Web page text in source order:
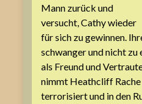
Mann zurück und
versucht, Cathy wieder
für sich zu gewinnen.
schwanger und nicht
als Freund und
nimmt Heathcliff Rache
terrorisiert und in den